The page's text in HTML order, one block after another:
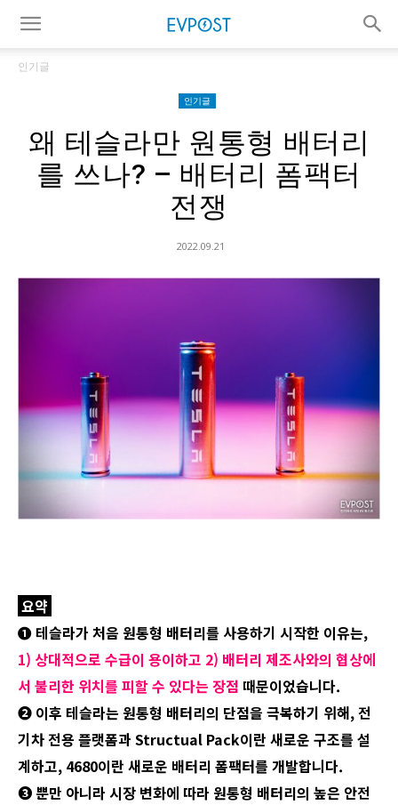
인기글
인기글
왜 테슬라만 원통형 배터리
를 쓰나? – 배터리 폼팩터
전쟁
2022.09.21
요약
➊ 테슬라가 처음 원통형 배터리를 사용하기 시작한 이유는,
1) 상대적으로 수급이 용이하고 2) 배터리 제조사와의 협상에
서 불리한 위치를 피할 수 있다는 장점 때문이었습니다.
➋ 이후 테슬라는 원통형 배터리의 단점을 극복하기 위해, 전
기차 전용 플랫폼과 Structual Pack이란 새로운 구조를 설
계하고, 4680이란 새로운 배터리 폼팩터를 개발합니다.
➌ 뿐만 아니라 시장 변화에 따라 원통형 배터리의 높은 안전